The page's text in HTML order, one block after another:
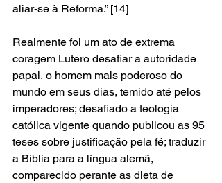
aliar-se à Reforma.” [14]
Realmente foi um ato de extrema
coragem Lutero desafiar a autoridade
papal, o homem mais poderoso do
mundo em seus dias, temido até pelos
imperadores; desafiado a teologia
católica vigente quando publicou as 95
teses sobre justificação pela fé; traduzir
a Bíblia para a língua alemã,
comparecido perante as dieta de